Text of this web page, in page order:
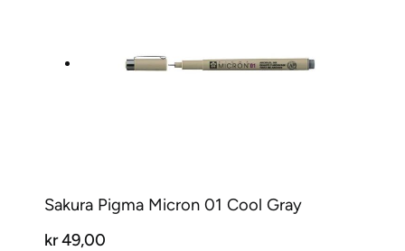
Sakura Pigma Micron 01 Cool Gray
kr49,00